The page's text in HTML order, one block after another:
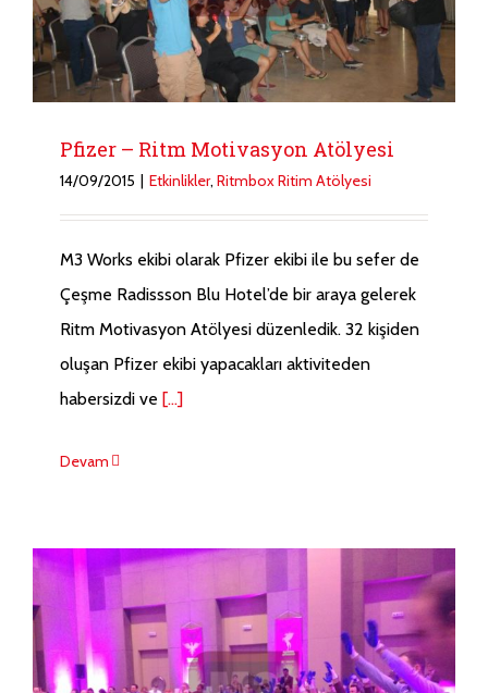
Pfizer – Ritm Motivasyon Atölyesi
14/09/2015 | Etkinlikler, Ritmbox Ritim Atölyesi
M3 Works ekibi olarak Pfizer ekibi ile bu sefer de
Çeşme Radissson Blu Hotel’de bir araya gelerek
Ritm Motivasyon Atölyesi düzenledik. 32 kişiden
oluşan Pfizer ekibi yapacakları aktiviteden
habersizdi ve [...]
Devam